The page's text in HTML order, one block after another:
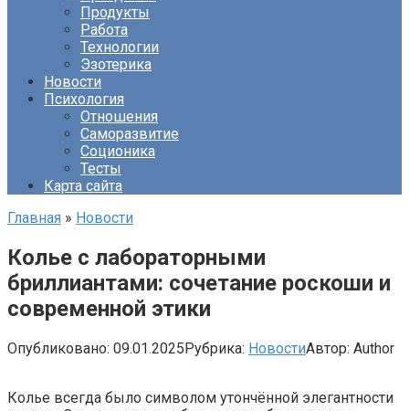
Продукты
Работа
Технологии
Эзотерика
Новости
Психология
Отношения
Саморазвитие
Соционика
Тесты
Карта сайта
Главная » Новости
Колье с лабораторными
бриллиантами: сочетание роскоши и
современной этики
Опубликовано: 09.01.2025Рубрика: НовостиАвтор: Author
Колье всегда было символом утончённой элегантности